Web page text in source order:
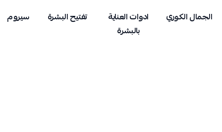
الجمال الكوري
ادوات العناية
بالبشرة
تفتيح البشرة سيروم